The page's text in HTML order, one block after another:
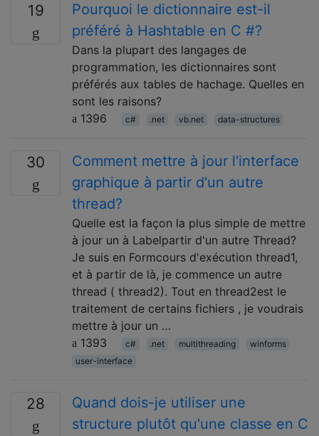
19
Pourquoi le dictionnaire est-il
préféré à Hashtable en C #?
Dans la plupart des langages de
programmation, les dictionnaires sont
préférés aux tables de hachage. Quelles en
sont les raisons?
1396
c# .net vb.net data-structures
30
Comment mettre à jour l'interface
graphique à partir d'un autre
thread?
Quelle est la façon la plus simple de mettre
à jour un à Labelpartir d'un autre Thread?
Je suis en Formcours d'exécution thread1,
et à partir de là, je commence un autre
thread ( thread2). Tout en thread2est le
traitement de certains fichiers , je voudrais
mettre à jour un …
1393
c# .net multithreading
winforms
user-interface
28
Quand dois-je utiliser une
structure plutôt qu'une classe en C